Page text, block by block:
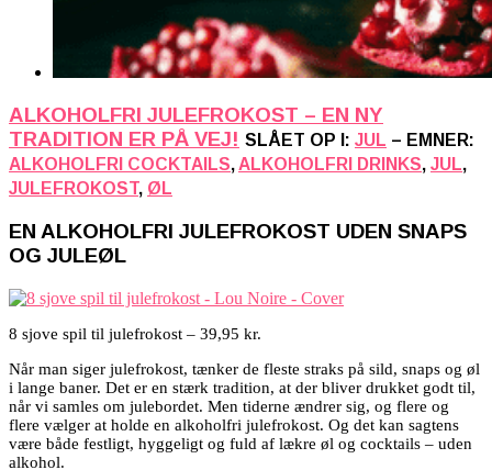
ALKOHOLFRI JULEFROKOST – EN NY
TRADITION ER PÅ VEJ! SLÅET OP I: JUL – EMNER:
ALKOHOLFRI COCKTAILS, ALKOHOLFRI DRINKS, JUL,
JULEFROKOST, ØL
EN ALKOHOLFRI JULEFROKOST UDEN SNAPS
OG JULEØL
8 sjove spil til julefrokost – 39,95 kr.
Når man siger julefrokost, tænker de fleste straks på sild, snaps og øl
i lange baner. Det er en stærk tradition, at der bliver drukket godt til,
når vi samles om julebordet. Men tiderne ændrer sig, og flere og
flere vælger at holde en alkoholfri julefrokost. Og det kan sagtens
være både festligt, hyggeligt og fuld af lækre øl og cocktails – uden
alkohol.